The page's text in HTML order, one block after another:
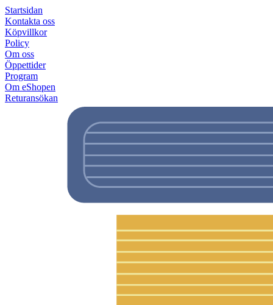
Startsidan
Kontakta oss
Köpvillkor
Policy
Om oss
Öppettider
Program
Om eShopen
Returansökan